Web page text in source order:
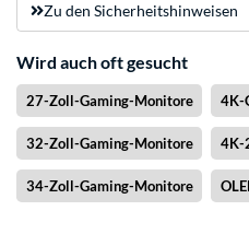
Zu den Sicherheitshinweisen
Wird auch oft gesucht
27-Zoll-Gaming-Monitore 4K-
32-Zoll-Gaming-Monitore 4K-
34-Zoll-Gaming-Monitore